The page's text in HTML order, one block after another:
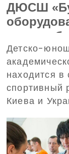
ДЮСШ
в этом
фонд
Детско-
находится в
спортивный
Киева и
отключениях